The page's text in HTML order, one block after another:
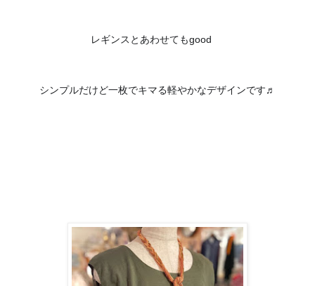
レギンスとあわせてもgood
シンプルだけど一枚でキマる軽やかなデザインです♬